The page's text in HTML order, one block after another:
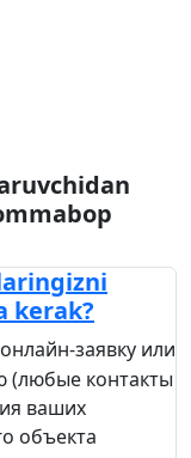
kerak?
заявку или
(любые контакты
ваших
объекта